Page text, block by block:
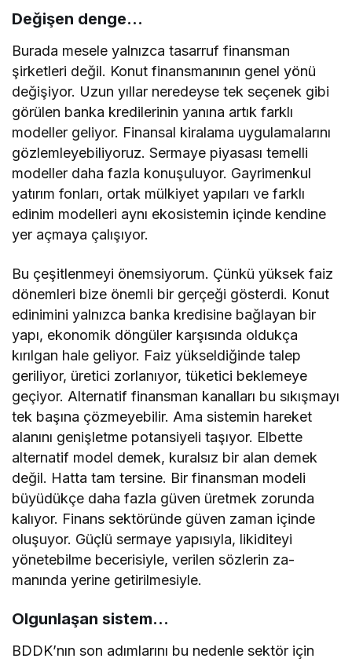
Değişen denge…
Burada mesele yalnızca tasarruf finansman
şirketleri değil. Konut finansmanının genel yö­nü
değişiyor. Uzun yıllar neredeyse tek seçe­nek gibi
görülen banka kredilerinin yanına ar­tık farklı
modeller geliyor. Finansal kiralama uygulamalarını
gözlemleyebiliyoruz. Sermaye piyasası temelli
modeller daha fazla konuşulu­yor. Gayrimenkul
yatırım fonları, ortak mülki­yet yapıları ve farklı
edinim modelleri aynı eko­sistemin içinde kendine
yer açmaya çalışıyor.
Bu çeşitlenmeyi önemsiyorum. Çünkü yük­sek faiz
dönemleri bize önemli bir gerçeği gös­terdi. Konut
edinimini yalnızca banka kre­disine bağlayan bir
yapı, ekonomik döngüler karşısında oldukça
kırılgan hale geliyor. Fa­iz yükseldiğinde talep
geriliyor, üretici zorla­nıyor, tüketici beklemeye
geçiyor. Alternatif finansman kanalları bu sıkışmayı
tek başına çözmeyebilir. Ama sistemin hareket
alanını ge­nişletme potansiyeli taşıyor. Elbette
alterna­tif model demek, kuralsız bir alan demek
de­ğil. Hatta tam tersine. Bir finansman modeli
büyüdükçe daha fazla güven üretmek zorunda
kalıyor. Finans sektöründe güven zaman için­de
oluşuyor. Güçlü sermaye yapısıyla, likidite­yi
yönetebilme becerisiyle, verilen sözlerin za­
manında yerine getirilmesiyle.
Olgunlaşan sistem…
BDDK’nın son adımlarını bu nedenle sektör için